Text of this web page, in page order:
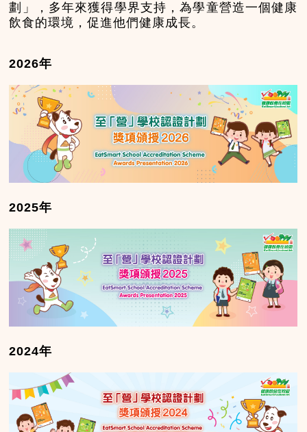
劃」，多年來獲得學界支持，為學童營造一個健康
飲食的環境，促進他們健康成長。
2026年
2025年
2024年